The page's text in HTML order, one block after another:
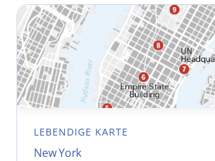
LEBENDIGE KARTE
New York